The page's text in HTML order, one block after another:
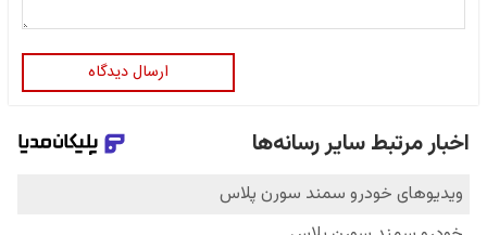
ارسال دیدگاه